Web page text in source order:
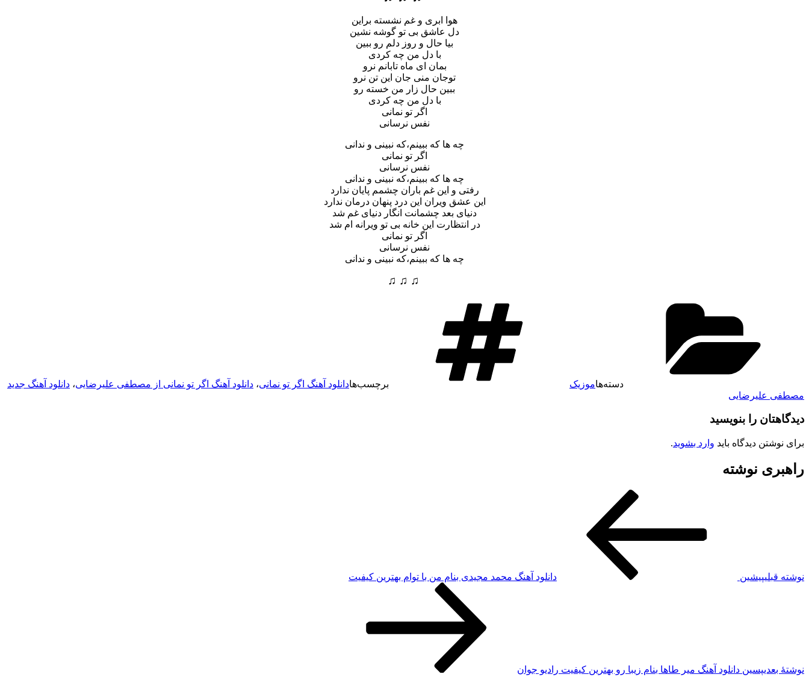
هوا ابری و غم نشسته بر‌این
دل عاشق بی تو گوشه نشین
بیا حال و روز دلم رو ببین
با دل من چه کردی
بمان ای ماه تابانم نرو
توجان منی جان این تن نرو
ببین حال زار من خسته رو
با دل من چه کردی
اگر تو نمانی
نفس نرسانی
چه ها که ببینم،که نبینی و ندانی
اگر تو نمانی
نفس نرسانی
چه ها که ببینم،که نبینی و ندانی
رفتی و این غم باران چشمم پایان ندارد
این عشق ویران این درد پنهان درمان ندارد
دنیای بعد چشمانت انگار دنیای غم شد
در انتظارت این خانه بی تو ویرانه ام شد
اگر تو نمانی
نفس نرسانی
چه ها که ببینم،که نبینی و ندانی
♫ ♫ ♫
دسته‌هاموزیک برچسب‌هادانلود آهنگ اگر تو نمانی، دانلود آهنگ اگر تو نمانی از مصطفی علیرضایی، دانلود آهنگ جدید
مصطفی علیرضایی
دیدگاهتان را بنویسید
برای نوشتن دیدگاه باید وارد بشوید.
راهبری نوشته
نوشته قبلیپیشین دانلود آهنگ محمد مجیدی بنام من با توام بهترین کیفیت
نوشته‌ٔ بعدیپسین دانلود آهنگ میر طاها بنام زیبا رو بهترین کیفیت رادیو جوان